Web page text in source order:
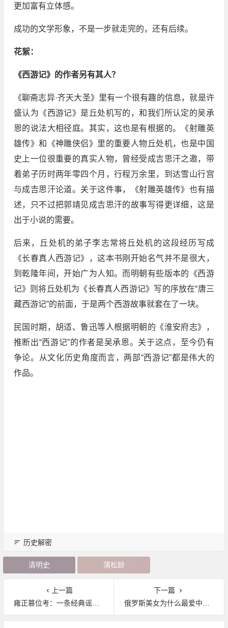
更加富有立体感。
成功的文学形象，不是一步就走完的，还有后续。
花絮：
《西游记》的作者另有其人？
《聊斋志异·齐天大圣》里有一个很有趣的信息，就是许
盛认为《西游记》是丘处机写的，和我们所认定的吴承
恩的说法大相径庭。其实，这也是有根据的。《射雕英
雄传》和《神雕侠侣》里的重要人物丘处机，也是中国
史上一位很重要的真实人物，曾经受成吉思汗之邀，带
着弟子历时两年零四个月，行程万余里，到达雪山行宫
与成吉思汗论道。关于这件事，《射雕英雄传》也有描
述，只不过把郭靖见成吉思汗的故事写得更详细，这是
出于小说的需要。
后来，丘处机的弟子李志常将丘处机的这段经历写成
《长春真人西游记》，这本书刚开始名气并不是很大，
到乾隆年间，开始广为人知。而明朝有些版本的《西游
记》则将丘处机为《长春真人西游记》写的序放在“唐三
藏西游记”的前面，于是两个西游故事就套在了一块。
民国时期，胡适、鲁迅等人根据明朝的《淮安府志》，
推断出“西游记”的作者是吴承恩。关于这点，至今仍有
争论。从文化历史角度而言，两部“西游记”都是伟大的
作品。
历史解密
清明史 蒲松龄
上一篇
雍正篡位考：一条经典谣言的传播路径
下一篇
俄罗斯美女为什么最爱中国男人？重要品质